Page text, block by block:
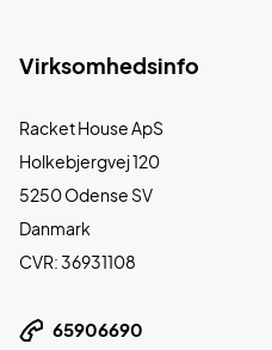
Virksomhedsinfo
Racket House ApS
Holkebjergvej 120
5250 Odense SV
Danmark
CVR: 36931108
65906690